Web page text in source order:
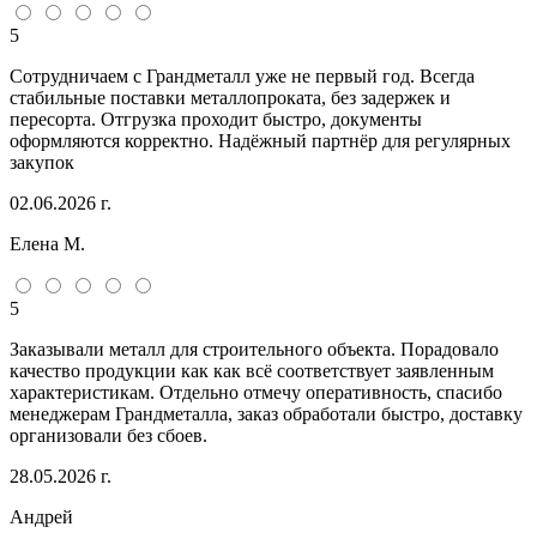
5
Сотрудничаем с Грандметалл уже не первый год. Всегда
стабильные поставки металлопроката, без задержек и
пересорта. Отгрузка проходит быстро, документы
оформляются корректно. Надёжный партнёр для регулярных
закупок
02.06.2026 г.
Елена М.
5
Заказывали металл для строительного объекта. Порадовало
качество продукции как как всё соответствует заявленным
характеристикам. Отдельно отмечу оперативность, спасибо
менеджерам Грандметалла, заказ обработали быстро, доставку
организовали без сбоев.
28.05.2026 г.
Андрей